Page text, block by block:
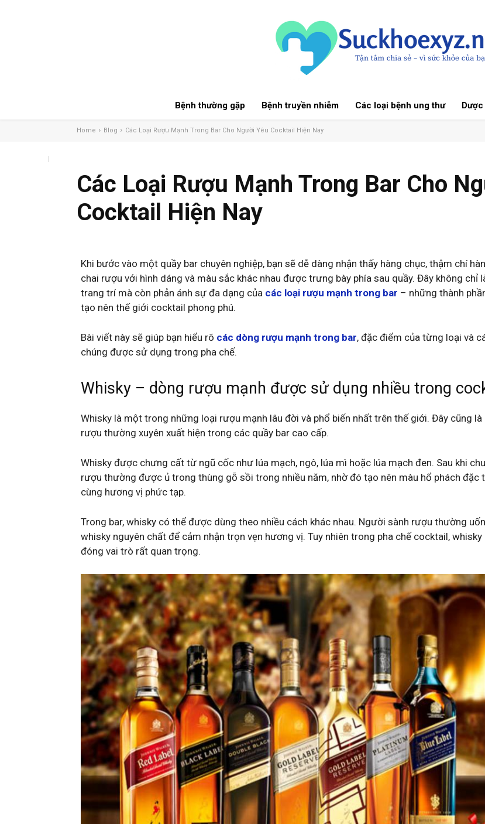
Bệnh thường gặp Bệnh truyền nhiễm Các loại bệnh ung thư
Home Blog Các Loại Rượu Mạnh Trong Bar Cho Người Yêu Cocktail Hiện Nay
Các Loại Rượu Mạnh Trong Bar Cho
Cocktail Hiện Nay
Khi bước vào một quầy bar chuyên nghiệp, bạn sẽ dễ dàng nhận thấy hàng chục, thậm chí
chai rượu với hình dáng và màu sắc khác nhau được trưng bày phía sau quầy. Đây không chỉ
trang trí mà còn phản ánh sự đa dạng của các loại rượu mạnh trong bar – những thành
tạo nên thế giới cocktail phong phú.
Bài viết này sẽ giúp bạn hiểu rõ các dòng rượu mạnh trong bar, đặc điểm của từng loại và
chúng được sử dụng trong pha chế.
Whisky – dòng rượu mạnh được sử dụng nhiều trong
Whisky là một trong những loại rượu mạnh lâu đời và phổ biến nhất trên thế giới. Đây cũng là
rượu thường xuyên xuất hiện trong các quầy bar cao cấp.
Whisky được chưng cất từ ngũ cốc như lúa mạch, ngô, lúa mì hoặc lúa mạch đen. Sau khi
rượu thường được ủ trong thùng gỗ sồi trong nhiều năm, nhờ đó tạo nên màu hổ phách đặc
cùng hương vị phức tạp.
Trong bar, whisky có thể được dùng theo nhiều cách khác nhau. Người sành rượu thường
whisky nguyên chất để cảm nhận trọn vẹn hương vị. Tuy nhiên trong pha chế cocktail, whisky
đóng vai trò rất quan trọng.